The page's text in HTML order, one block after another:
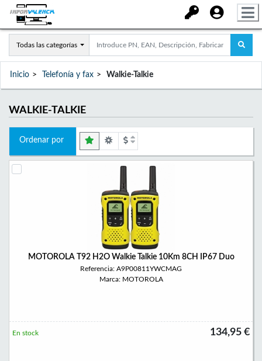
Todas las categorías
Inicio Telefonía y fax Walkie-Talkie
WALKIE-TALKIE
Ordenar por
MOTOROLA T92 H2O Walkie Talkie 10Km 8CH IP67 Duo
Referencia: A9P00811YWCMAG
Marca: MOTOROLA
134,95 €
En stock